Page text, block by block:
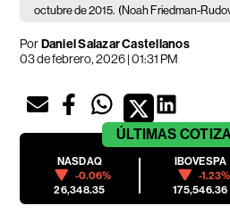
octubre de 2015. (Noah Friedman-
PorDaniel Salazar Castellanos
03 de febrero, 2026 | 01:31 PM
ÚLTIMAS
NASDAQ
-0.06%
26,348.35
IBOVESPA
-1.23%
175,546.36